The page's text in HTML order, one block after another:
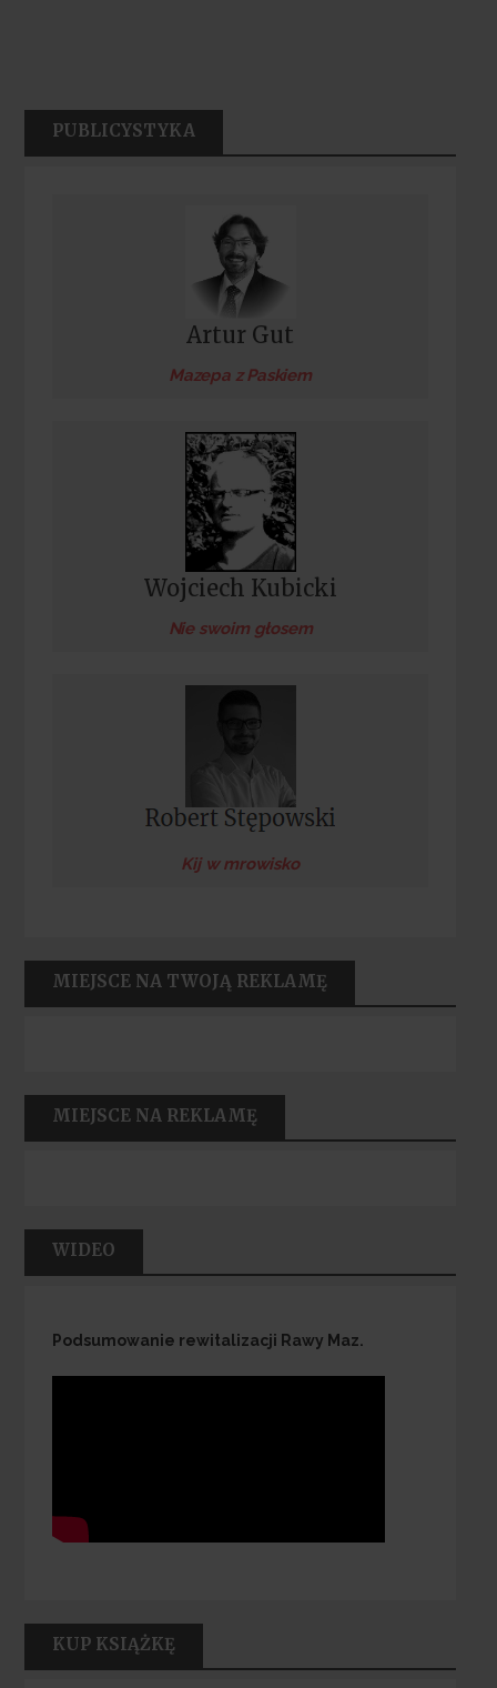
PUBLICYSTYKA
Artur Gut
Mazepa z Paskiem
Wojciech Kubicki
Nie swoim głosem
Kij w mrowisko
MIEJSCE NA TWOJĄ REKLAMĘ
MIEJSCE NA REKLAMĘ
WIDEO
Podsumowanie rewitalizacji Rawy Maz.
KUP KSIĄŻKĘ